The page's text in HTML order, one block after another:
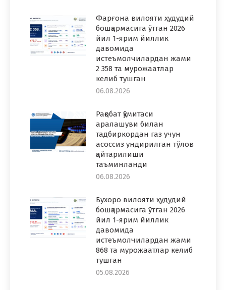
Фарғона вилояти ҳудудий
бошқармасига ўтган 2026
йил 1-ярим йиллик
давомида
истеъмолчилардан жами
2 358 та мурожаатлар
келиб тушган
06.08.2026
Рақобат қўмитаси
аралашуви билан
тадбиркордан газ учун
асоссиз ундирилган тўлов
қайтарилиши
таъминланди
06.08.2026
Бухоро вилояти ҳудудий
бошқармасига ўтган 2026
йил 1-ярим йиллик
давомида
истеъмолчилардан жами
868 та мурожаатлар келиб
тушган
05.08.2026